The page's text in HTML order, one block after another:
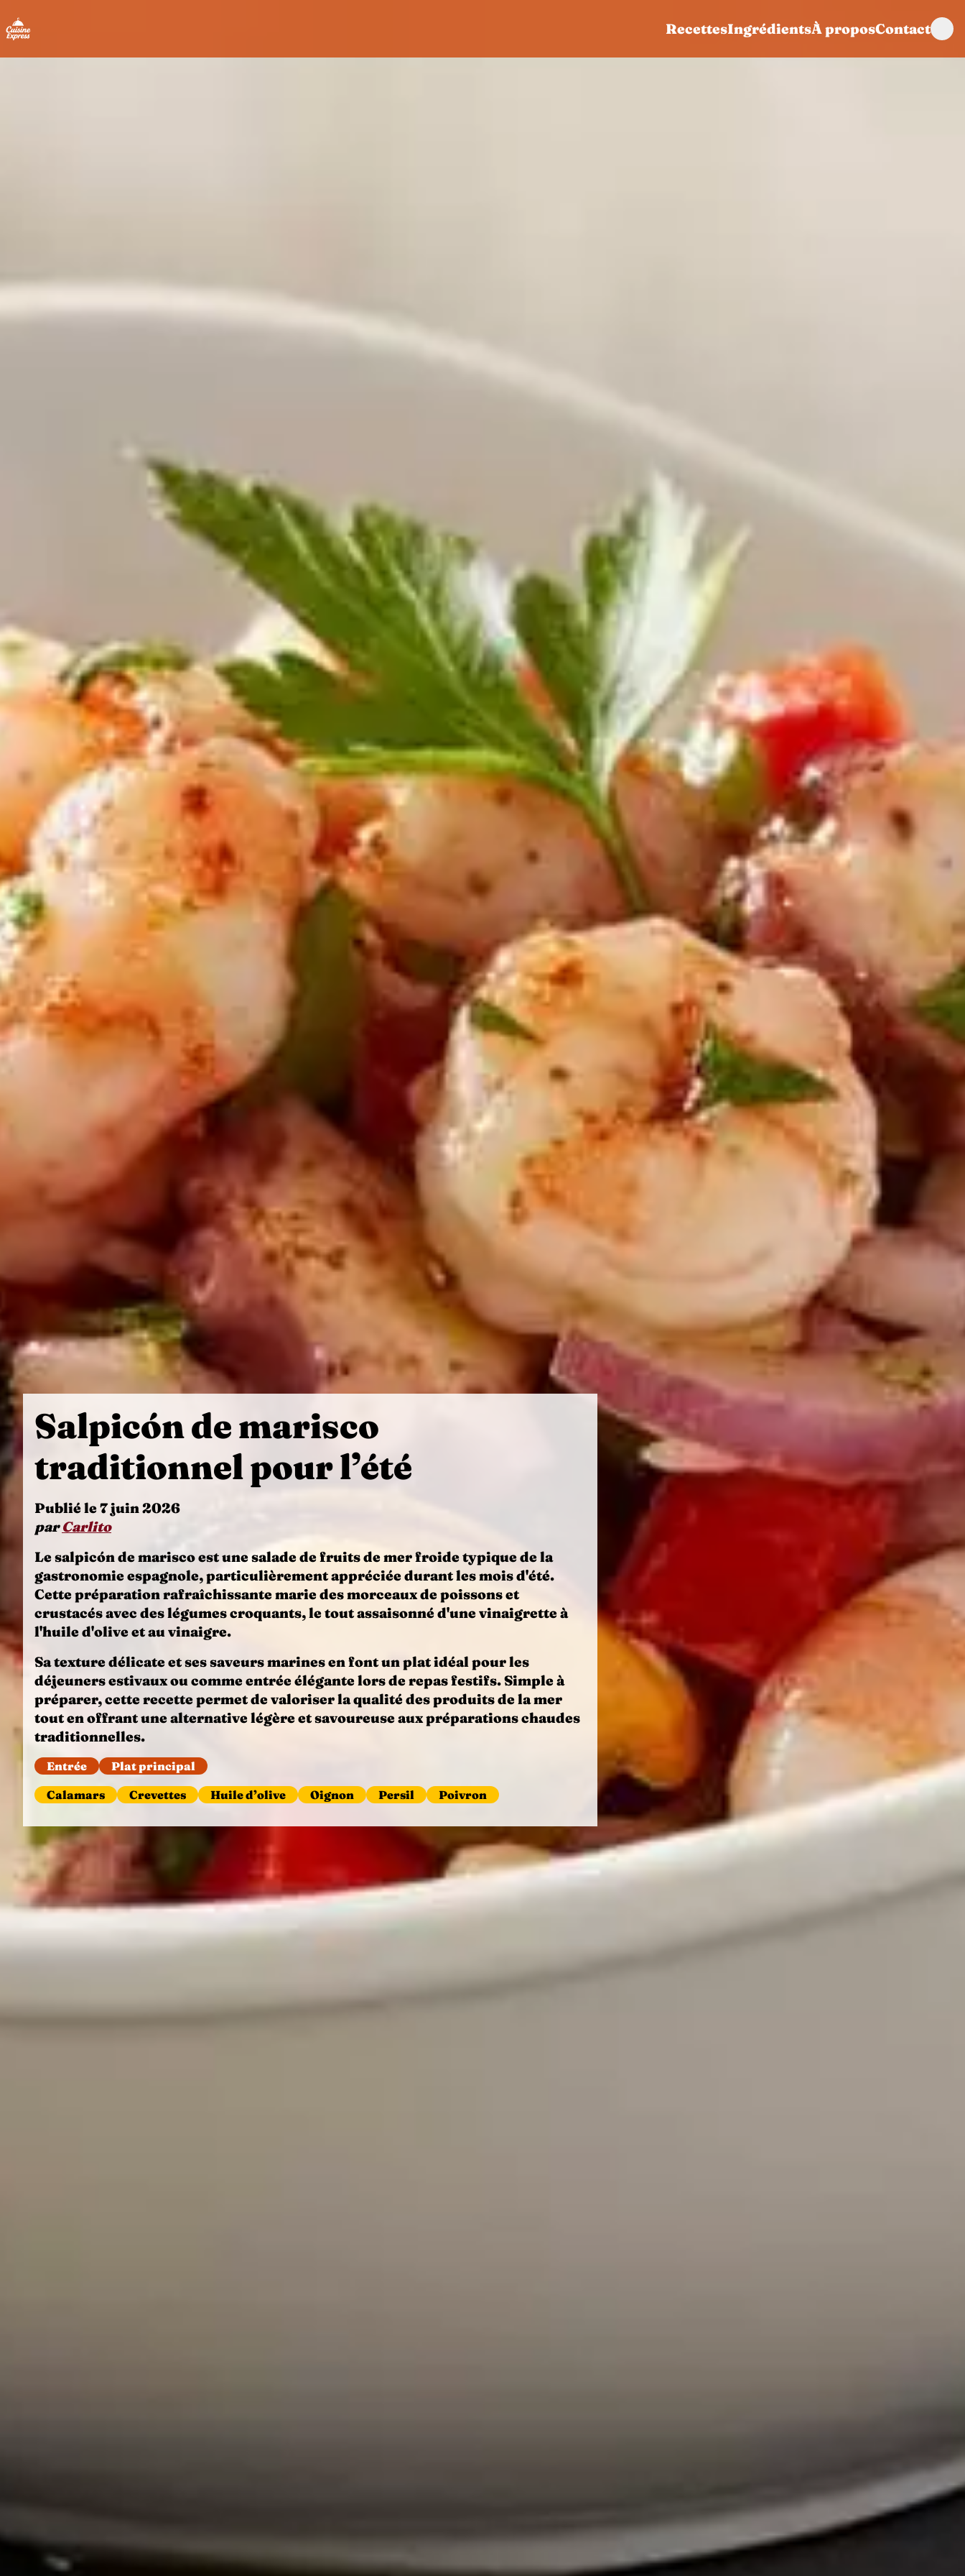
RecettesIngrédientsÀ proposContact
Salpicón de marisco
traditionnel pour l’été
Publié le 7 juin 2026
parCarlito
Lesalpicón de mariscoest une salade de fruits de mer froide typique de la
gastronomie espagnole, particulièrement appréciée durant les mois d'été.
Cette préparation rafraîchissante marie des morceaux de poissons et
crustacés avec des légumes croquants, le tout assaisonné d'une vinaigrette à
l'huile d'olive et au vinaigre.
Sa texture délicate et ses saveurs marines en font un plat idéal pour les
déjeuners estivaux ou comme entrée élégante lors de repas festifs. Simple à
préparer, cette recette permet de valoriser la qualité des produits de la mer
tout en offrant une alternative légère et savoureuse aux préparations chaudes
traditionnelles.
Entrée
Plat principal
Calamars
Crevettes Huile d’olive Oignon Persil Poivron